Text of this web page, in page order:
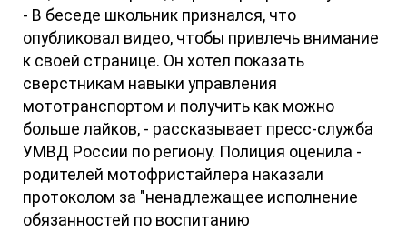
- В беседе школьник признался, что
опубликовал видео, чтобы привлечь внимание
к своей странице. Он хотел показать
сверстникам навыки управления
мототранспортом и получить как можно
больше лайков, - рассказывает пресс-служба
УМВД России по региону. Полиция оценила -
родителей мотофристайлера наказали
протоколом за "ненадлежащее исполнение
обязанностей по воспитанию